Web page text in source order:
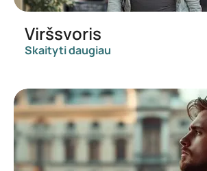
Viršsvoris
Skaityti daugiau